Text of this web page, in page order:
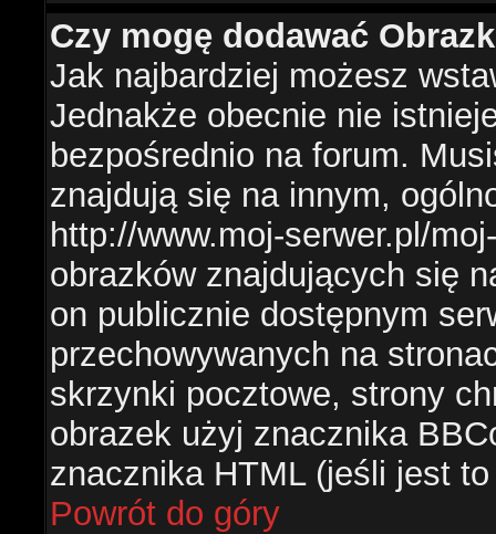
Czy mogę dodawać
Jak najbardziej możesz
Jednakże obecnie nie
bezpośrednio na forum.
znajdują się na innym,
http://www.moj-serwer.pl/
obrazków znajdujących się
on publicznie dostępnym
przechowywanych na
skrzynki pocztowe, strony
obrazek użyj znacznika
znacznika HTML (jeśli jest
Powrót do góry